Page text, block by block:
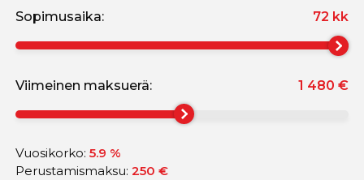
Sopimusaika: 72 kk
Viimeinen maksuerä: 1 480 €
Vuosikorko:5.9 %
Perustamismaksu:250 €